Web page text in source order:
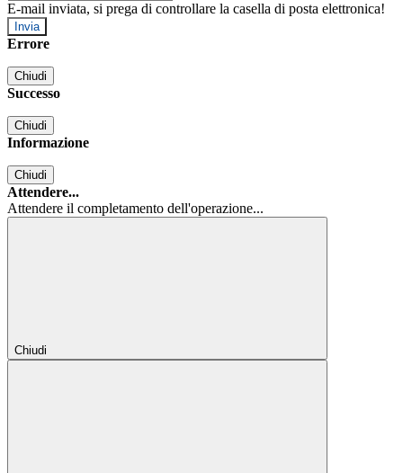
E-mail inviata, si prega di controllare la casella di posta elettronica!
Errore
Chiudi
Successo
Chiudi
Informazione
Chiudi
Attendere...
Attendere il completamento dell'operazione...
Chiudi